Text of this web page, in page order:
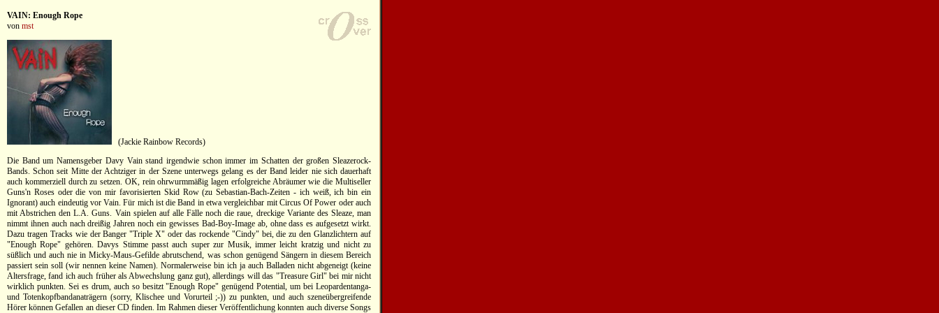
VAIN: Enough Rope
von mst
(Jackie Rainbow Records)
Die Band um Namensgeber Davy Vain stand irgendwie schon immer im Schatten der großen Sleazerock-
Bands. Schon seit Mitte der Achtziger in der Szene unterwegs gelang es der Band leider nie sich dauerhaft
auch kommerziell durch zu setzen. OK, rein ohrwurmmäßig lagen erfolgreiche Abräumer wie die Multiseller
Guns'n Roses oder die von mir favorisierten Skid Row (zu Sebastian-Bach-Zeiten - ich weiß, ich bin ein
Ignorant) auch eindeutig vor Vain. Für mich ist die Band in etwa vergleichbar mit Circus Of Power oder auch
mit Abstrichen den L.A. Guns. Vain spielen auf alle Fälle noch die raue, dreckige Variante des Sleaze, man
nimmt ihnen auch nach dreißig Jahren noch ein gewisses Bad-Boy-Image ab, ohne dass es aufgesetzt wirkt.
Dazu tragen Tracks wie der Banger "Triple X" oder das rockende "Cindy" bei, die zu den Glanzlichtern auf
"Enough Rope" gehören. Davys Stimme passt auch super zur Musik, immer leicht kratzig und nicht zu
süßlich und auch nie in Micky-Maus-Gefilde abrutschend, was schon genügend Sängern in diesem Bereich
passiert sein soll (wir nennen keine Namen). Normalerweise bin ich ja auch Balladen nicht abgeneigt (keine
Altersfrage, fand ich auch früher als Abwechslung ganz gut), allerdings will das "Treasure Girl" bei mir nicht
wirklich punkten. Sei es drum, auch so besitzt "Enough Rope" genügend Potential, um bei Leopardentanga-
und Totenkopfbandanaträgern (sorry, Klischee und Vorurteil ;-)) zu punkten, und auch szeneübergreifende
Hörer können Gefallen an dieser CD finden. Im Rahmen dieser Veröffentlichung konnten auch diverse Songs